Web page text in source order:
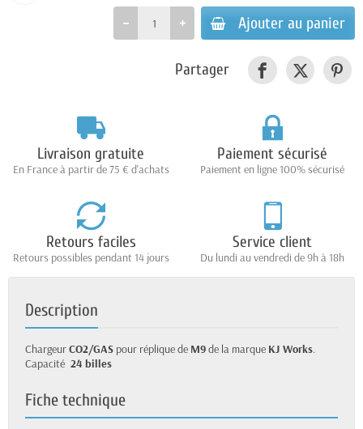
Ajouter au panier
Partager
Livraison gratuite
En France à partir de 75 € d'achats
Paiement sécurisé
Paiement en ligne 100% sécurisé
Retours faciles
Retours possibles pendant 14 jours
Service client
Du lundi au vendredi de 9h à 18h
Description
ChargeurCO2/GAS pour réplique de M9de la marque KJ Works.
Capacité 24 billes
Fiche technique